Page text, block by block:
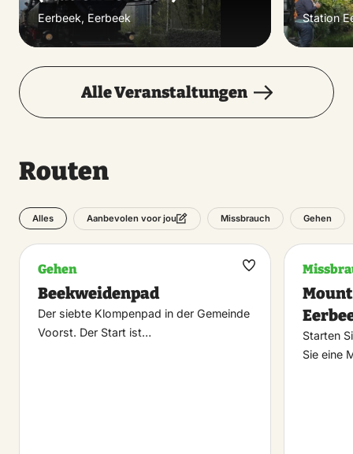
Eerbeek, Eerbeek Station
Alle Veranstaltungen
Routen
Alles Aanbevolen voor jou Missbrauch Gehen
Gehen
Beekweidenpad
Der siebte Klompenpad in der Gemeinde
Voorst. Der Start ist…
Maak
Starten
Sie eine